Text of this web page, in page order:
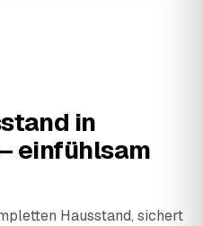
in
einfühlsam
Hausstand, sichert